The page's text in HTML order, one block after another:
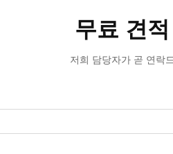
무료 견
저희 담당자가 곧 연락